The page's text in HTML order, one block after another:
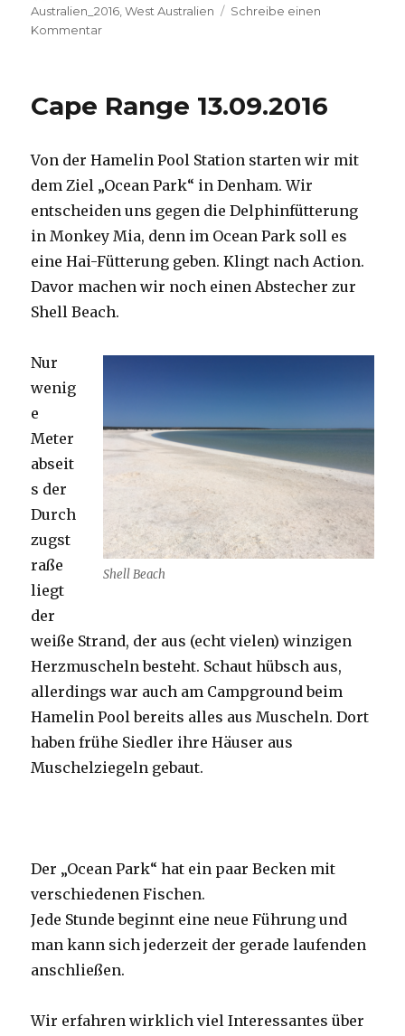
am
Australien_2016 ,West Australien
Schreibe einen
Kommentarzu
Cape Range 13.09.2016
Von der Hamelin Pool Station starten wir mit
dem Ziel „Ocean Park“ in Denham. Wir
entscheiden uns gegen die Delphinfütterung
in Monkey Mia, denn im Ocean Park soll es
eine Hai-Fütterung geben. Klingt nach Action.
Davor machen wir noch einen Abstecher zur
Shell Beach.
Shell Beach
Nur
wenig
e
Meter
abseit
s der
Durch
zugst
raße
liegt
der
weiße Strand, der aus (echt vielen) winzigen
Herzmuscheln besteht. Schaut hübsch aus,
allerdings war auch am Campground beim
Hamelin Pool bereits alles aus Muscheln. Dort
haben frühe Siedler ihre Häuser aus
Muschelziegeln gebaut.
Der „Ocean Park“ hat ein paar Becken mit
verschiedenen Fischen.
Jede Stunde beginnt eine neue Führung und
man kann sich jederzeit der gerade laufenden
anschließen.
Wir erfahren wirklich viel Interessantes über